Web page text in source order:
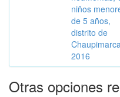
niños
de 5 años,
distrito de
2016
Otras opciones